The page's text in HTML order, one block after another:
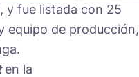
y fue listada con 25
equipo de
en la